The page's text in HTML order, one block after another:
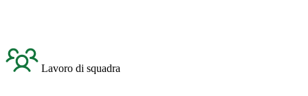
Lavoro di squadra